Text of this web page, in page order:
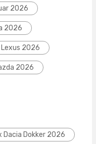
2026
2026
Lexus 2026
2026
Dacia Dokker 2026